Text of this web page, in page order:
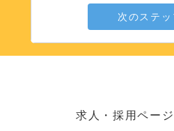
次のステッ
求人・採用ペー